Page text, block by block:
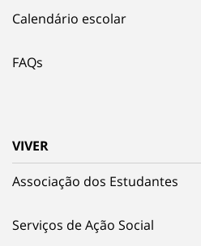
Calendário escolar
FAQs
VIVER
Associação dos Estudantes
Serviços de Ação Social